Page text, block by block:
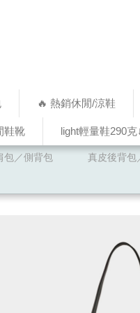
🔥 熱銷休閒/涼鞋
鞋靴 light輕量鞋290克
包／側背包 真皮後背包